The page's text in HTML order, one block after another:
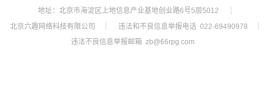
地址：北京市海淀区上地信息产业基地创业路6号5层5012
┊
北京六趣网络科技有限公司
┊ 违法和不良信息举报电话 022-69490978
┊
违法不良信息举报邮箱 zb@66rpg.com